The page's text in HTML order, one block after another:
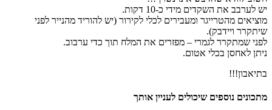
יש לערבב את השקדים מידי כ-10 דקות.
מוציאים מהטרייגר ומעבירים לכלי לקירור (יש להוריד מהנייר לפני
שיתקרר ויידבק).
לפני שמתקרר לגמרי – מפזרים את המלח תוך כדי ערבוב.
ניתן לאחסן בכלי אטום.
בתיאבון!!!
מתכונים נוספים שיכולים לעניין אותך